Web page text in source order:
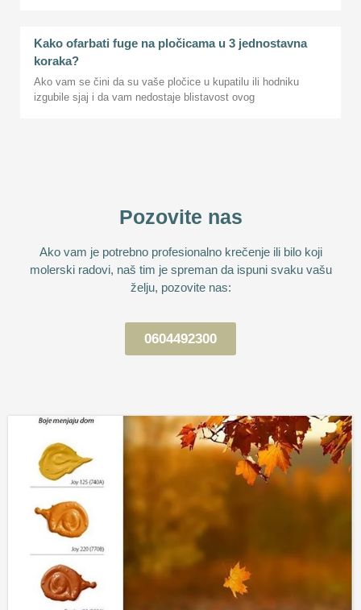
Kako ofarbati fuge na pločicama u 3 jednostavna
koraka?
Ako vam se čini da su vaše pločice u kupatilu ili hodniku
izgubile sjaj i da vam nedostaje blistavost ovog
Pozovite nas
Ako vam je potrebno profesionalno krečenje ili bilo koji
molerski radovi, naš tim je spreman da ispuni svaku vašu
želju, pozovite nas:
0604492300